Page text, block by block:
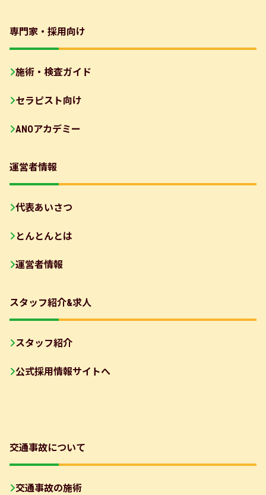
専門家・採用向け
施術・検査ガイド
セラピスト向け
ANOアカデミー
運営者情報
代表あいさつ
とんとんとは
運営者情報
スタッフ紹介&求人
スタッフ紹介
公式採用情報サイトへ
交通事故について
交通事故の施術